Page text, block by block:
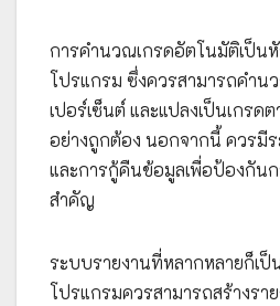
การคำนวณเกรดอัตโนมัติเป็น
โปรแกรม ซึ่งควรสามารถคำ
เปอร์เซ็นต์ และแปลงเป็นเกร
อย่างถูกต้อง นอกจากนี้ ควรมี
และการกู้คืนข้อมูลเพื่อป้องกัน
สำคัญ
ระบบรายงานที่หลากหลายก็เ
โปรแกรมควรสามารถสร้างรา